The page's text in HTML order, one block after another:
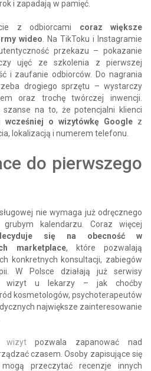
i zapadają w pamięć.
z odbiorcami coraz większe
wideo . Na TikToku i Instagramie
przekazu – pokazanie
ujęć ze szkolenia z pierwszej
i zaufanie odbiorców. Do nagrania
drogiego sprzętu – wystarczy
oraz trochę twórczej inwencji.
szanse na to, że potencjalni klienci
wcześniej o wizytówkę Google z
lokalizacją i numerem telefonu.
do pierwszego
nie wymaga już odręcznego
kalendarzu. Coraz więcej
się na obecność w
marketplace, które pozwalają
konkretnych konsultacji, zabiegów
W Polsce działają już serwisy
wizyt u lekarzy – jak choćby
kosmetologów, psychoterapeutów
największe zainteresowanie
wizytpozwala zapanować nad
czasem. Osoby zapisujące się
przeczytać recenzje innych